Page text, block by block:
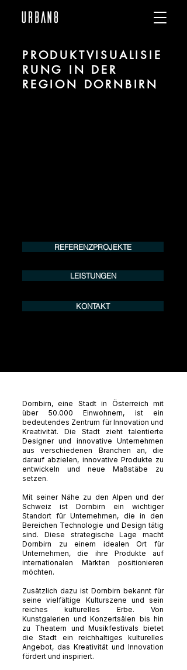
PRODUKTVISUALISIE
RUNG IN DER
REGION DORNBIRN
REFERENZPROJEKTE
LEISTUNGEN
KONTAKT
Dornbirn, eine Stadt in Österreich mit
über 50.000 Einwohnern, ist ein
bedeutendes Zentrum für Innovation und
Kreativität. Die Stadt zieht talentierte
Designer und innovative Unternehmen
aus verschiedenen Branchen an, die
darauf abzielen, innovative Produkte zu
entwickeln und neue Maßstäbe zu
setzen.
Mit seiner Nähe zu den Alpen und der
Schweiz ist Dornbirn ein wichtiger
Standort für Unternehmen, die in den
Bereichen Technologie und Design tätig
sind. Diese strategische Lage macht
Dornbirn zu einem idealen Ort für
Unternehmen, die ihre Produkte auf
internationalen Märkten positionieren
möchten.
Zusätzlich dazu ist Dornbirn bekannt für
seine vielfältige Kulturszene und sein
reiches kulturelles Erbe. Von
Kunstgalerien und Konzertsälen bis hin
zu Theatern und Musikfestivals bietet
die Stadt ein reichhaltiges kulturelles
Angebot, das Kreativität und Innovation
fördert und inspiriert.